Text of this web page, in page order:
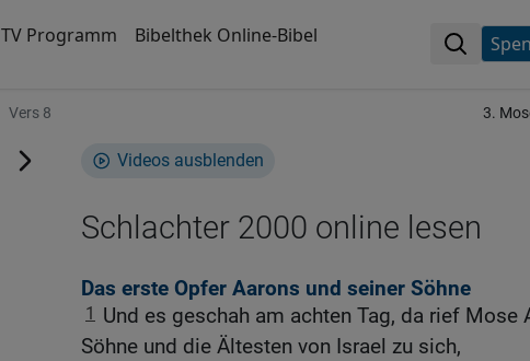
TV Programm Bibelthek Online-Bibel
Vers 8 3.
Videos ausblenden
Schlachter 2000 online lesen
Das erste Opfer Aarons und seiner Söhne
1
Und es geschah am achten Tag, da rief Mose
Söhne und die Ältesten von Israel zu sich,